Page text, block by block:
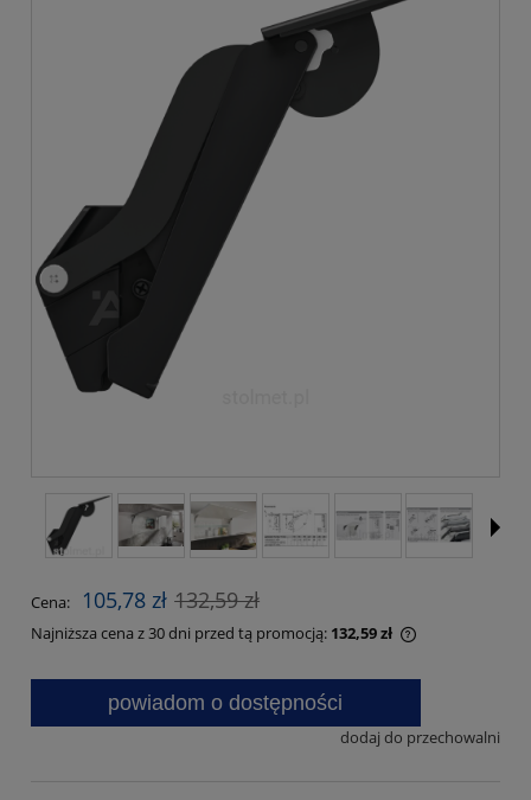
Cena: 105,78 zł 132,59 zł
Najniższa cena z 30 dni przed tą promocją: 132,59 zł
powiadom o dostępności
dodaj do przechowalni